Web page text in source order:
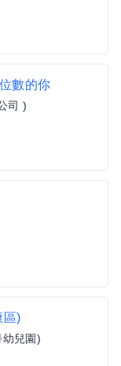
數的你
司 )
區)
兒園)